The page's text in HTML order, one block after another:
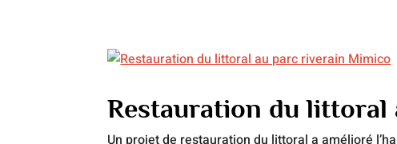
Restauration du
Un projet de restauration du littoral a amélioré